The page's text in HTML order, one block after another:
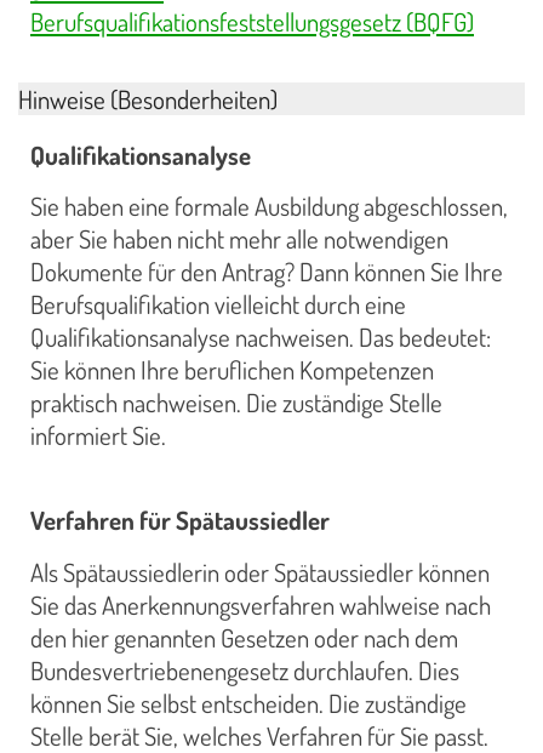
Berufsqualifikationsfeststellungsgesetz (BQFG)
Hinweise (Besonderheiten)
Qualifikationsanalyse
Sie haben eine formale Ausbildung abgeschlossen,
aber Sie haben nicht mehr alle notwendigen
Dokumente für den Antrag? Dann können Sie Ihre
Berufsqualifikation vielleicht durch eine
Qualifikationsanalyse nachweisen. Das bedeutet:
Sie können Ihre beruflichen Kompetenzen
praktisch nachweisen. Die zuständige Stelle
informiert Sie.
Verfahren für Spätaussiedler
Als Spätaussiedlerin oder Spätaussiedler können
Sie das Anerkennungsverfahren wahlweise nach
den hier genannten Gesetzen oder nach dem
Bundesvertriebenengesetz durchlaufen. Dies
können Sie selbst entscheiden. Die zuständige
Stelle berät Sie, welches Verfahren für Sie passt.